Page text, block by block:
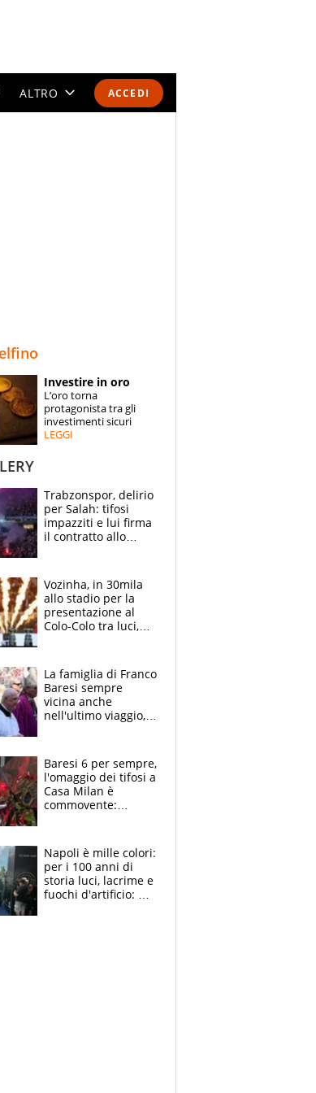
ACCEDI
ALTRO
SPECIALI
ESPERTI
Investire in oro
L’oro torna
protagonista tra gli
investimenti sicuri
LEGGI
Trabzonspor, delirio
per Salah: tifosi
impazziti e lui firma
il contratto allo
Vozinha, in 30mila
allo stadio per la
presentazione al
Colo-Colo tra luci,
La famiglia di Franco
Baresi sempre
vicina anche
nell'ultimo viaggio,
circondati
dall'affetto dei tifosi
Baresi 6 per sempre,
l'omaggio dei tifosi a
Casa Milan è
commovente:
bigliettini
Napoli è mille colori:
per i 100 anni di
storia luci, lacrime e
fuochi d'artificio: De